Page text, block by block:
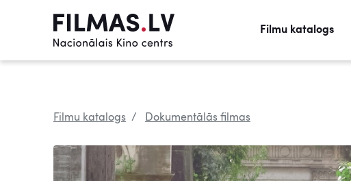
Filmu katalogs
Filmu katalogs Dokumentālās filmas